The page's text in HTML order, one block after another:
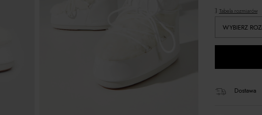
Tabela rozmiarów
WYBIERZ
Dostawa